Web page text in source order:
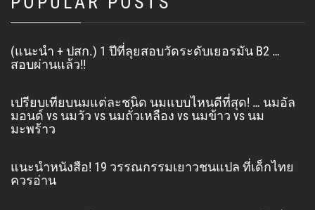
(แนะนำ + ปสก.) 1 ปีที่ลุยสอบวัดระดับเยอรมัน B2 …
สอบผ่านแล้ว!!
เปรียบเทียบนมแต่ละชนิด นมแบบไหนดีที่สุด! … นมอัล
มอนด์ vs นมวัว vs นมถั่วเหลือง vs นมข้าว vs นม
มะพร้าว
แนะนำหนังสือ! 19 วรรณกรรมเยาวชนแปล ที่เด็กไทย
ควรอ่าน